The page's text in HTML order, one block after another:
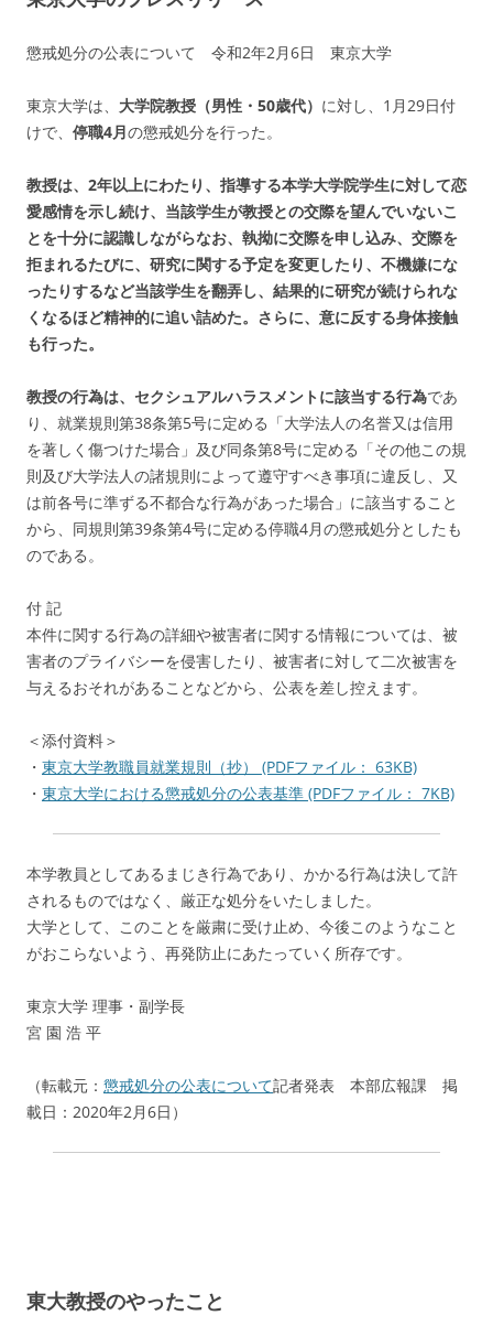
懲戒処分の公表について 令和2年2月6日 東京大学
東京大学は、 大学院教授（男性・50歳代） に対し、1月29日付
けで、 停職4月の懲戒処分を行った。
教授は、2年以上にわたり、指導する本学大学院学生に対して恋
愛感情を示し続け、当該学生が教授との交際を望んでいないこ
とを十分に認識しながらなお、執拗に交際を申し込み、交際を
拒まれるたびに、研究に関する予定を変更したり、不機嫌にな
ったりするなど当該学生を翻弄し、結果的に研究が続けられな
くなるほど精神的に追い詰めた。さらに、意に反する身体接触
も行った。
教授の行為は、セクシュアルハラスメントに該当する行為であ
り、就業規則第38条第5号に定める「大学法人の名誉又は信用
を著しく傷つけた場合」及び同条第8号に定める「その他この規
則及び大学法人の諸規則によって遵守すべき事項に違反し、又
は前各号に準ずる不都合な行為があった場合」に該当すること
から、同規則第39条第4号に定める停職4月の懲戒処分としたも
のである。
付 記
本件に関する行為の詳細や被害者に関する情報については、被
害者のプライバシーを侵害したり、被害者に対して二次被害を
与えるおそれがあることなどから、公表を差し控えます。
＜添付資料＞
・ 東京大学教職員就業規則（抄）
(PDFファイル： 63KB)
・ 東京大学における懲戒処分の公表基準 (PDFファイル： 7KB)
本学教員としてあるまじき行為であり、かかる行為は決して許
されるものではなく、厳正な処分をいたしました。
大学として、このことを厳粛に受け止め、今後このようなこと
がおこらないよう、再発防止にあたっていく所存です。
東京大学 理事・副学長
宮 園 浩 平
（転載元： 懲戒処分の公表について記者発表 本部広報課 掲
載日：2020年2月6日）
東大教授のやったこと